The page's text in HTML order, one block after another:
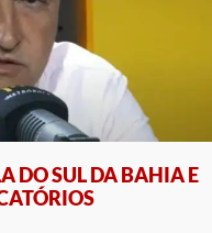
DO SUL DA BAHIA E